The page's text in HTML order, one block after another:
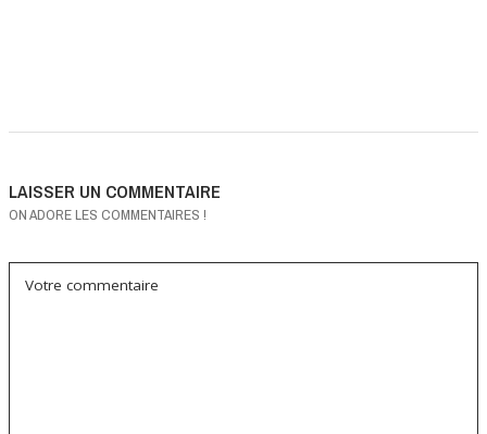
LAISSER UN COMMENTAIRE
ON ADORE LES COMMENTAIRES !
Votre commentaire